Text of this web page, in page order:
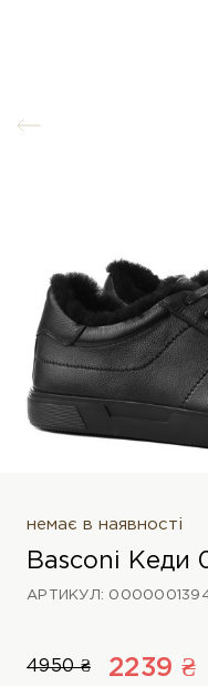
немає в наявності
Basconi Кеди
АРТИКУЛ:
4950 ₴ 2239 ₴